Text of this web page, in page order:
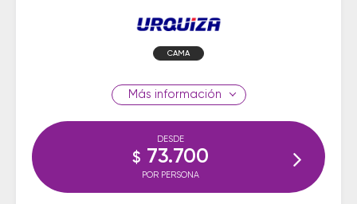
CAMA
información
DESDE
$ 73.700
POR PERSONA